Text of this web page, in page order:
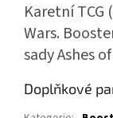
Karetní TCG
Wars.
sadyAshes
Doplňkové